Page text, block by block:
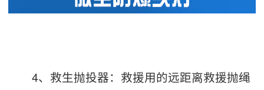
4、救生抛投器：救援用的远距离救援抛绳